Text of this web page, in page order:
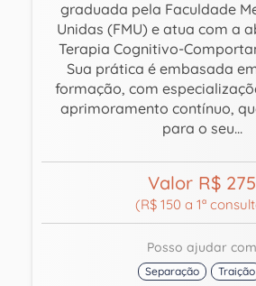
graduada pela Faculdade
Unidas (FMU) e atua com a
Terapia Cognitivo-
Sua prática é embasada
formação, com
aprimoramento contínuo,
para o seu...
Valor R$ 275
(R$ 150 a 1ª
Posso ajudar com
Separação
Traição